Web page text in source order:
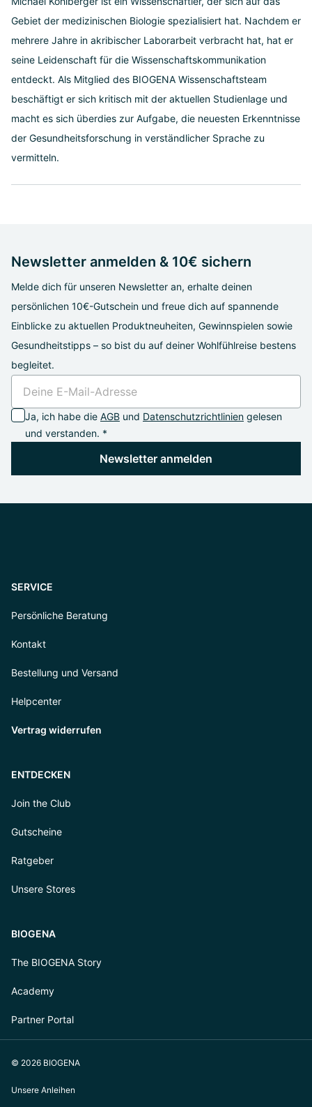
Gebiet der medizinischen Biologie spezialisiert hat. Nachdem er
mehrere Jahre in akribischer Laborarbeit verbracht hat, hat er
seine Leidenschaft für die Wissenschaftskommunikation
entdeckt. Als Mitglied des BIOGENA Wissenschaftsteam
beschäftigt er sich kritisch mit der aktuellen Studienlage und
macht es sich überdies zur Aufgabe, die neuesten Erkenntnisse
der Gesundheitsforschung in verständlicher Sprache zu
vermitteln.
Newsletter anmelden & 10€ sichern
Melde dich für unseren Newsletter an, erhalte deinen
persönlichen 10€-Gutschein und freue dich auf spannende
Einblicke zu aktuellen Produktneuheiten, Gewinnspielen sowie
Gesundheitstipps – so bist du auf deiner Wohlfühlreise bestens
begleitet.
Ja, ich habe die AGB und Datenschutzrichtlinien gelesen
und verstanden. *
Newsletter anmelden
SERVICE
Persönliche Beratung
Kontakt
Bestellung und Versand
Helpcenter
Vertrag widerrufen
ENTDECKEN
Join the Club
Gutscheine
Ratgeber
Unsere Stores
BIOGENA
The BIOGENA Story
Academy
Partner Portal
© 2026 BIOGENA
Unsere Anleihen